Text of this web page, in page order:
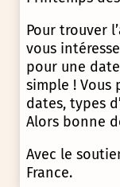
Pour trouver
vous
pour une
simple ! Vous
dates, types
Alors bonne
Avec le
France.